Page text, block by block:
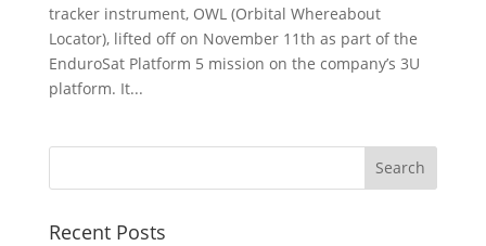
tracker instrument, OWL (Orbital Whereabout
Locator), lifted off on November 11th as part of the
EnduroSat Platform 5 mission on the company’s 3U
platform. It...
Recent Posts